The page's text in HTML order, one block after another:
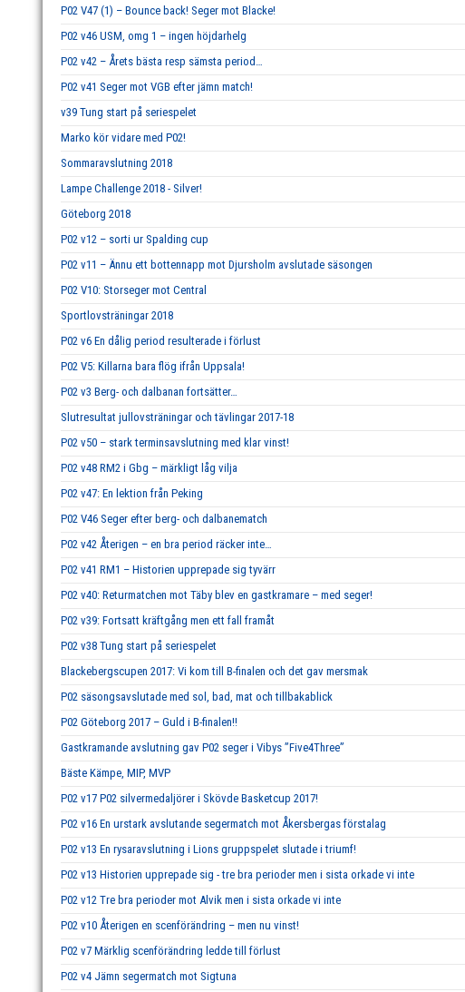
P02 V47 (1) – Bounce back! Seger mot Blacke!
P02 v46 USM, omg 1 – ingen höjdarhelg
P02 v42 – Årets bästa resp sämsta period…
P02 v41 Seger mot VGB efter jämn match!
v39 Tung start på seriespelet
Marko kör vidare med P02!
Sommaravslutning 2018
Lampe Challenge 2018 - Silver!
Göteborg 2018
P02 v12 – sorti ur Spalding cup
P02 v11 – Ännu ett bottennapp mot Djursholm avslutade säsongen
P02 V10: Storseger mot Central
Sportlovsträningar 2018
P02 v6 En dålig period resulterade i förlust
P02 V5: Killarna bara flög ifrån Uppsala!
P02 v3 Berg- och dalbanan fortsätter…
Slutresultat jullovsträningar och tävlingar 2017-18
P02 v50 – stark terminsavslutning med klar vinst!
P02 v48 RM2 i Gbg – märkligt låg vilja
P02 v47: En lektion från Peking
P02 V46 Seger efter berg- och dalbanematch
P02 v42 Återigen – en bra period räcker inte…
P02 v41 RM1 – Historien upprepade sig tyvärr
P02 v40: Returmatchen mot Täby blev en gastkramare – med seger!
P02 v39: Fortsatt kräftgång men ett fall framåt
P02 v38 Tung start på seriespelet
Blackebergscupen 2017: Vi kom till B-finalen och det gav mersmak
P02 säsongsavslutade med sol, bad, mat och tillbakablick
P02 Göteborg 2017 – Guld i B-finalen!!
Gastkramande avslutning gav P02 seger i Vibys ”Five4Three”
Bäste Kämpe, MIP, MVP
P02 v17 P02 silvermedaljörer i Skövde Basketcup 2017!
P02 v16 En urstark avslutande segermatch mot Åkersbergas förstalag
P02 v13 En rysaravslutning i Lions gruppspelet slutade i triumf!
P02 v13 Historien upprepade sig - tre bra perioder men i sista orkade vi inte
P02 v12 Tre bra perioder mot Alvik men i sista orkade vi inte
P02 v10 Återigen en scenförändring – men nu vinst!
P02 v7 Märklig scenförändring ledde till förlust
P02 v4 Jämn segermatch mot Sigtuna